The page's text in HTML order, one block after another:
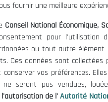
fournir une meilleure
Conseil National Économique,
pour l'utilisation
ou tout autre
Ces données sont
vos préférences.
seront pas vendues,
de l' Autorité